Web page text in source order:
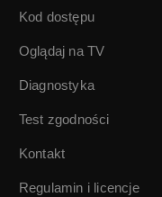
Kod dostępu
Oglądaj na TV
Diagnostyka
Test zgodności
Kontakt
Regulamin i licencje